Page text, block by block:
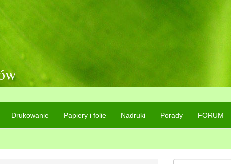
Drukowanie Papiery i folie Nadruki Porady FORUM